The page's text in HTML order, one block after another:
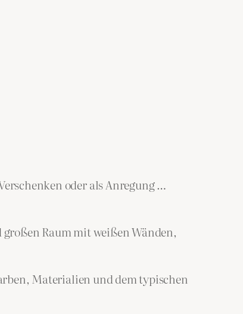
oder als Anregung …
Raum mit weißen Wänden,
Materialien und dem typischen